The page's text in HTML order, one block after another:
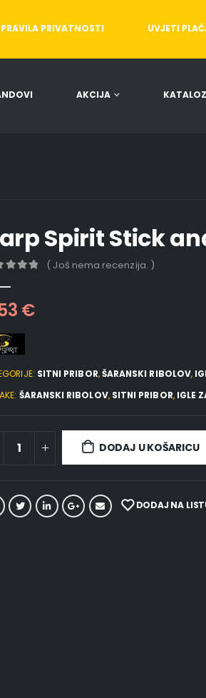
PRAVILA PRIVATNOSTI UVJETI
AKCIJA
Spirit Stick
( Još nema recenzija. )
€
SITNI PRIBOR,ŠARANSKI RIBOLOV,
ŠARANSKI RIBOLOV, SITNI PRIBOR, IGLE
DODAJ U KOŠARICU
DODAJ NA